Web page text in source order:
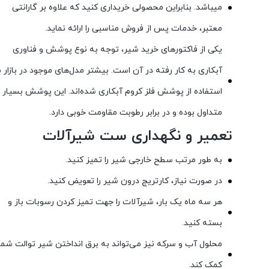
میباشد. بنابراین محصولی خریداری کنید که علاوه بر گارانتی
معتبر، خدمات پس از فروش مناسبی را ارائه نماید.
یکی از فاکتورهای خرید شیر، توجه به نوع پوشش و فناوری
آبکاری به کار رفته در آن است. بیشتر مدل‌های موجود در بازار
استفاده از پوشش فلز کروم آبکاری شده‌اند. این پوشش بسیار
متداول بوده و در برابر رطوبت مقاومت خوبی دارد.
تعمیر و نگهداری ست شیرآلات
به طور مرتب سطح خارجی شیر را تمیز کنید.
در صورت نیاز، کارتریج درون شیر را تعویض کنید.
هر سه ماه یک بار، شیرآلات را جهت تمیز کردن رسوبات باز و
بسته کنید.
محلول آب و سرکه نیز می‌تواند به برق انداختن شیر توالت
کمک کند.